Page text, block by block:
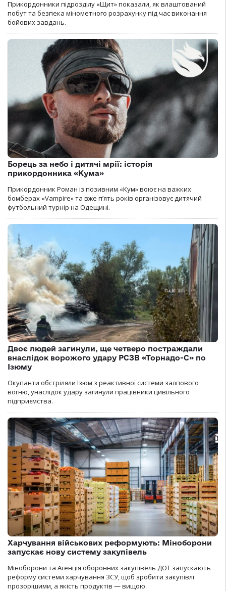
Прикордонники підрозділу «Щит» показали, як влаштований
побут та безпека мінометного розрахунку під час виконання
бойових завдань.
Борець за небо і дитячі мрії: історія
прикордонника «Кума»
Прикордонник Роман із позивним «Кум» воює на важких
бомберах «Vampire» та вже п’ять років організовує дитячий
футбольний турнір на Одещині.
Двоє людей загинули, ще четверо постраждали
внаслідок ворожого удару РСЗВ «Торнадо-С» по
Ізюму
Окупанти обстріляли Ізюм з реактивної системи залпового
вогню, унаслідок удару загинули працівники цивільного
підприємства.
Харчування військових реформують: Міноборони
запускає нову систему закупівель
Міноборони та Агенція оборонних закупівель ДОТ запускають
реформу системи харчування ЗСУ, щоб зробити закупівлі
прозорішими, а якість продуктів — вищою.